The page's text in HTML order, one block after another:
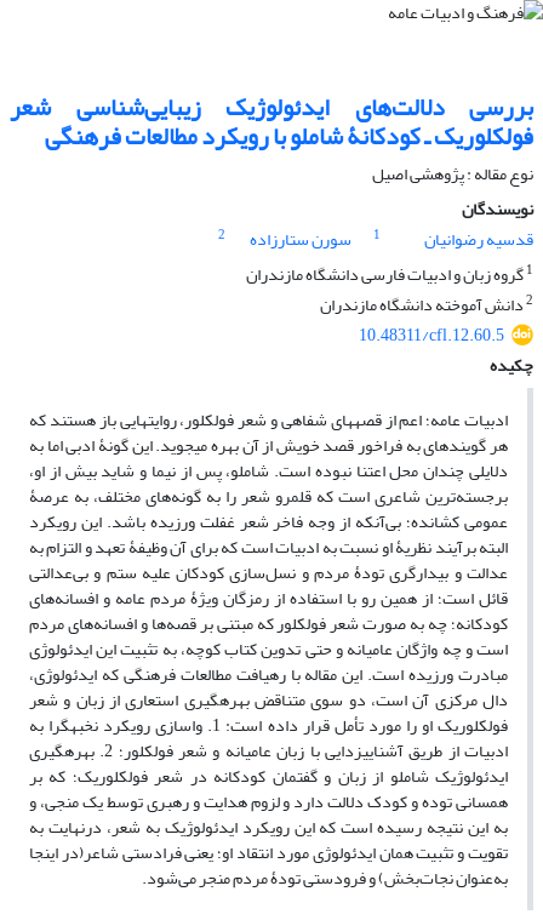
بررسی دلالت‌های ایدئولوژیک زیبایی‌شناسی شعر
فولکلوریک ـ کودکانۀ شاملو با رویکرد مطالعات فرهنگی
نوع مقاله : پژوهشی اصیل
نویسندگان
قدسیه رضوانیان
1 سورن ستارزاده
2
1گروه زبان و ادبیات فارسی دانشگاه مازندران
2دانش آموخته دانشگاه مازندران
10.48311/cfl.12.60.5
چکیده
ادبیات عامه؛ اعم از قصه‏های شفاهی و شعر فولکلور، روایت‏هایی باز هستند که
هر گوینده‏ای به فراخور قصد خویش از آن بهره می‏جوید. این گونۀ ادبی اما به
دلایلی چندان محل اعتنا نبوده است. شاملو، پس از نیما و شاید بیش از او،
برجسته‌ترین شاعری است که قلمرو شعر را به گونه‌های مختلف، به عرصۀ
عمومی کشانده؛ بی‌آنکه از وجه فاخر شعر غفلت ورزیده باشد. این رویکرد
البته برآیند نظریۀ او نسبت به ادبیات است که برای آن وظیفۀ تعهد و التزام به
عدالت و بیدارگری تودۀ مردم و نسل‌سازی کودکان علیه ستم و بی‌عدالتی
قائل است؛ از همین رو با استفاده از رمزگان ویژۀ مردم عامه و افسانه‌های
کودکانه؛ چه به صورت شعر فولکلور که مبتنی بر قصه‌ها و افسانه‌های مردم
است و چه واژگان عامیانه و حتی تدوین کتاب کوچه، به تثبیت این ایدئولوژی
مبادرت ورزیده است. این مقاله با رهیافت مطالعات فرهنگی که ایدئولوژی،
دال مرکزی آن است، دو سوی متناقض بهره‏گیری استعاری از زبان و شعر
فولکلوریک او را مورد تأمل قرار داده است: 1. واسازی رویکرد نخبه‏گرا به
ادبیات از طریق آشنایی‏زدایی با زبان عامیانه و شعر فولکلور؛ 2. بهره‏گیری
ایدئولوژیک شاملو از زبان و گفتمان کودکانه در شعر فولکلوریک؛ که بر
همسانی توده و کودک دلالت دارد و لزوم هدایت و رهبری توسط یک منجی، و
به این نتیجه رسیده است که این رویکرد ایدئولوژیک به شعر، درنهایت به
تقویت و تثبیت همان ایدئولوژی مورد انتقاد او؛ یعنی فرادستی شاعر(در اینجا
به‌عنوان نجات‌بخش) و فرودستی تودۀ مردم منجر می‌شود.